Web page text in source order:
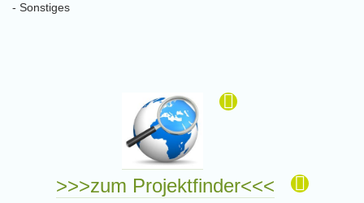
- Sonstiges
>>>zum Projektfinder<<<